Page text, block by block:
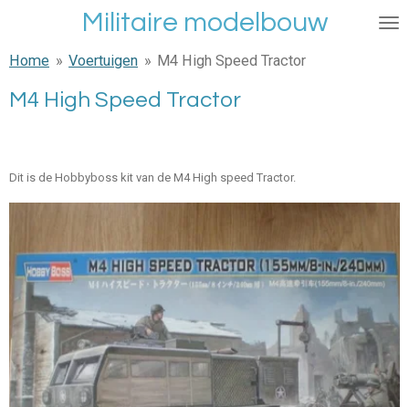
naar
hoofdinhoud
Militaire modelbouw
Home » Voertuigen » M4 High Speed Tractor
M4 High Speed Tractor
Dit is de Hobbyboss kit van de M4 High speed Tractor.